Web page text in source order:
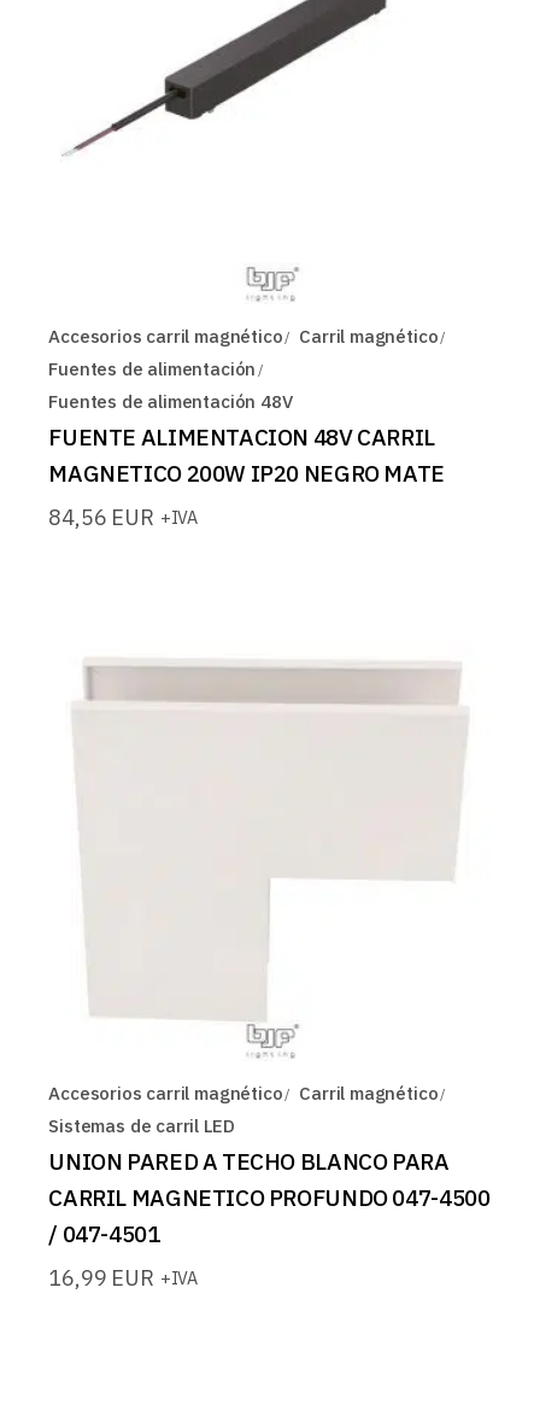
Accesorios carril magnético
Carril magnético
Fuentes de alimentación
Fuentes de alimentación 48V
FUENTE ALIMENTACION 48V CARRIL
MAGNETICO 200W IP20 NEGRO MATE
84,56 EUR +IVA
Accesorios carril magnético
Carril magnético
Sistemas de carril LED
UNION PARED A TECHO BLANCO PARA
CARRIL MAGNETICO PROFUNDO 047-4500
/ 047-4501
16,99 EUR +IVA